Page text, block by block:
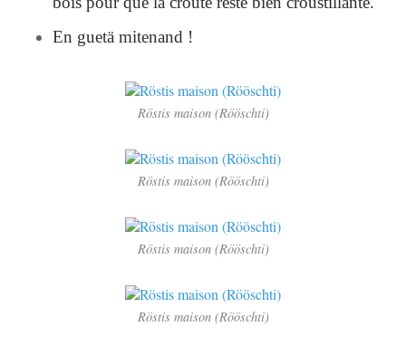
En guetä mitenand !
Röstis maison (Rööschti)
Röstis maison (Rööschti)
Röstis maison (Rööschti)
Röstis maison (Rööschti)